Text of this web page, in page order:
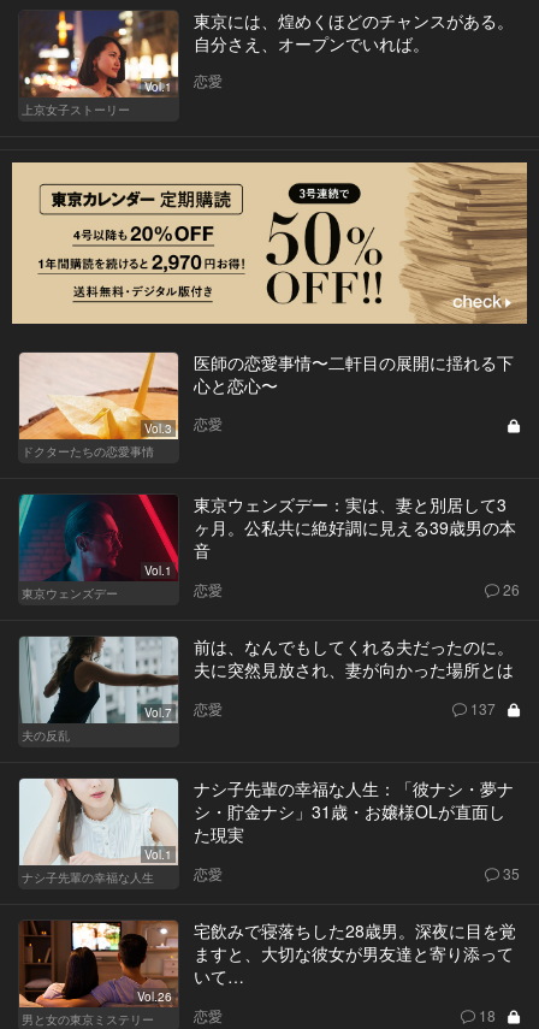
Vol.1
上京女子ストーリー
東京には、煌めくほどのチャンスがある。
自分さえ、オープンでいれば。
恋愛
Vol.3
ドクターたちの恋愛事情
医師の恋愛事情〜二軒目の展開に揺れる下
心と恋心〜
恋愛
Vol.1
東京ウェンズデー
東京ウェンズデー：実は、妻と別居して3
ヶ月。公私共に絶好調に見える39歳男の本
音
恋愛 26
Vol.7
夫の反乱
前は、なんでもしてくれる夫だったのに。
夫に突然見放され、妻が向かった場所とは
恋愛 137
Vol.1
ナシ子先輩の幸福な人生
ナシ子先輩の幸福な人生：「彼ナシ・夢ナ
シ・貯金ナシ」31歳・お嬢様OLが直面し
た現実
恋愛 35
Vol.26
男と女の東京ミステリー
宅飲みで寝落ちした28歳男。深夜に目を覚
ますと、大切な彼女が男友達と寄り添って
いて…
恋愛 18